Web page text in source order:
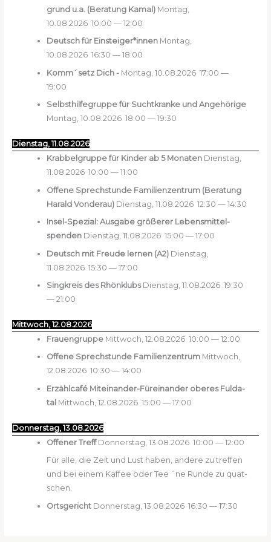
grund u.a. (Bera­tung Kamal) Mon­tag,
10.08.2026 10:00 —12:00
Deutsch für Einsteiger*innen Mon­tag,
10.08.2026 16:30 —18:00
Komm´setz Dich - Mon­tag, 10.08.2026 17:00 —
19:00
Selbst­hil­fe­grup­pe für Sucht­kran­ke und Ange­hö­ri­ge
Mon­tag, 10.08.2026 18:00 —19:30
Diens­tag, 11.08.2026
Krab­bel­grup­pe für Kin­der ab 5 Mona­ten Diens­tag,
11.08.2026 10:00 —11:00
Offe­ne Sprech­stun­de Fami­li­en­zen­trum (Bera­tung
Harald Von­der­au) Diens­tag, 11.08.2026 12:30 —14:30
Insel-Spe­zi­al: Aus­ga­be grö­ße­rer Lebens­mit­tel­
spen­den Diens­tag, 11.08.2026 15:00 —17:00
Deutsch mit Freu­de ler­nen (A2) Diens­tag,
11.08.2026 15:30 —17:00
Sing­kreis des Rhön­klubs Diens­tag, 11.08.2026 19:30
—21:00
Mitt­woch, 12.08.2026
Frau­en­grup­pe Mitt­woch, 12.08.2026 10:00 —12:00
Offe­ne Sprech­stun­de Fami­li­en­zen­trum Mitt­woch,
12.08.2026 10:30 —14:00
Erzähl­ca­fé Mit­ein­an­der-Für­ein­an­der obe­res Ful­da­
tal Mitt­woch, 12.08.2026 15:00 —17:00
Don­ners­tag, 13.08.2026
Offe­ner Treff Don­ners­tag, 13.08.2026 10:00 —12:00
Für alle, die Zeit und Lust haben, ande­re zu tref­fen
und bei einem Kaf­fee oder Tee ´ne Run­de zu quat­
schen.
Orts­ge­richt Don­ners­tag, 13.08.2026 16:30 —17:30